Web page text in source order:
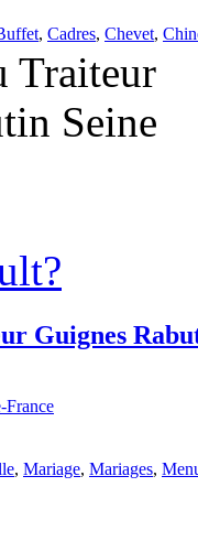
, Cadres, Chevet,
Guignes
France
, Mariage, Mariages,